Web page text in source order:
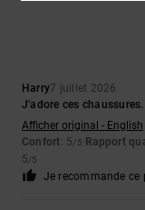
Harry7 juillet 2026
J'adore ces
Afficher original - English
Confort: 5/5 Rapport
5/5
Je recommande ce